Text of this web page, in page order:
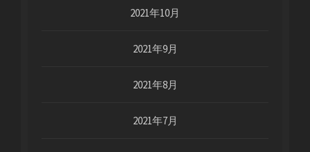
2021年10月
2021年9月
2021年8月
2021年7月